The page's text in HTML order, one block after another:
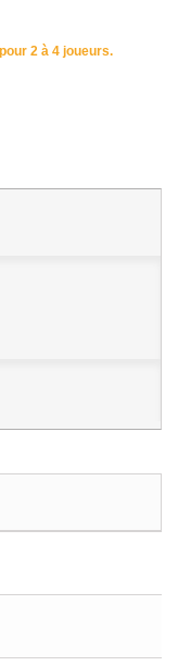
2 à 4 joueurs.